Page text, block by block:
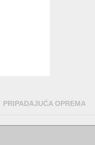
PRIPADAJUĆA OPREMA